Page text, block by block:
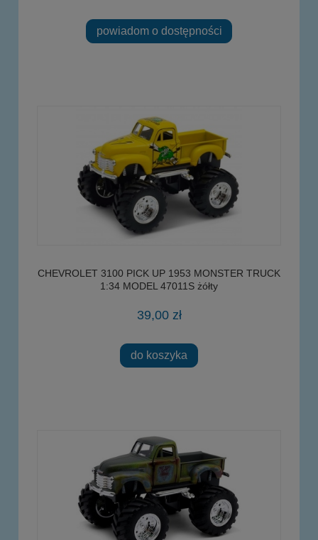
powiadom o dostępności
CHEVROLET 3100 PICK UP 1953 MONSTER TRUCK
1:34 MODEL 47011S żółty
39,00 zł
do koszyka